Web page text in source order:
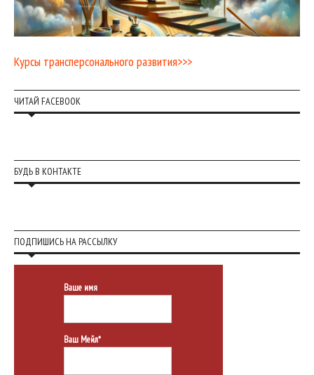
Курсы трансперсонального развития>>>
ЧИТАЙ FACEBOOK
БУДЬ В КОНТАКТЕ
ПОДПИШИСЬ НА РАССЫЛКУ
Ваше имя
Ваш Мейл*